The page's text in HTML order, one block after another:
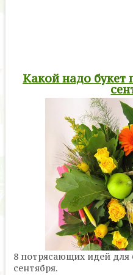
Какой надо букет
8 потрясающих идей для
сентября.